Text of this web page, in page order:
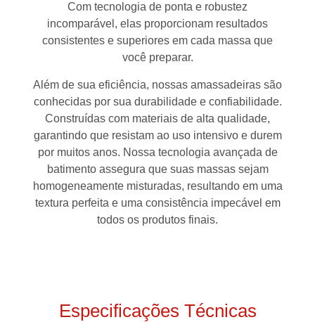
Com tecnologia de ponta e robustez
incomparável, elas proporcionam resultados
consistentes e superiores em cada massa que
você preparar.
Além de sua eficiência, nossas amassadeiras são
conhecidas por sua durabilidade e confiabilidade.
Construídas com materiais de alta qualidade,
garantindo que resistam ao uso intensivo e durem
por muitos anos. Nossa tecnologia avançada de
batimento assegura que suas massas sejam
homogeneamente misturadas, resultando em uma
textura perfeita e uma consistência impecável em
todos os produtos finais.
Especificações Técnicas